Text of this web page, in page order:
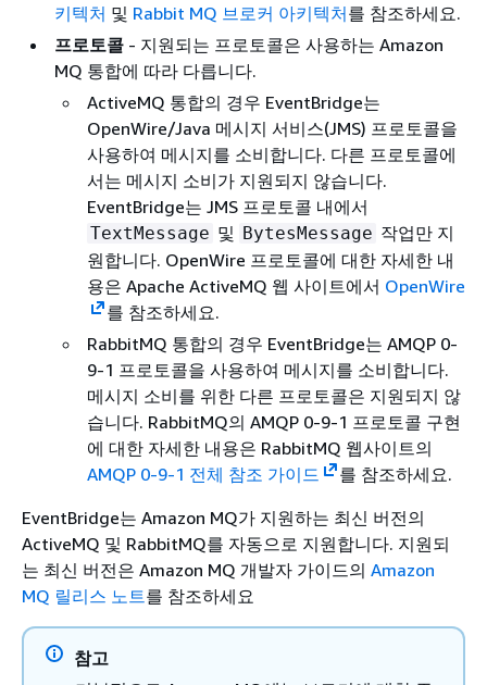
키텍처 및 Rabbit MQ 브로커 아키텍처를 참조하세요.
프로토콜 - 지원되는 프로토콜은 사용하는 Amazon
MQ 통합에 따라 다릅니다.
ActiveMQ 통합의 경우 EventBridge는
OpenWire/Java 메시지 서비스(JMS) 프로토콜을
사용하여 메시지를 소비합니다. 다른 프로토콜에
서는 메시지 소비가 지원되지 않습니다.
EventBridge는 JMS 프로토콜 내에서
TextMessage 및 BytesMessage 작업만 지
원합니다. OpenWire 프로토콜에 대한 자세한 내
용은 Apache ActiveMQ 웹 사이트에서 OpenWire
를 참조하세요.
RabbitMQ 통합의 경우 EventBridge는 AMQP 0-
9-1 프로토콜을 사용하여 메시지를 소비합니다.
메시지 소비를 위한 다른 프로토콜은 지원되지 않
습니다. RabbitMQ의 AMQP 0-9-1 프로토콜 구현
에 대한 자세한 내용은 RabbitMQ 웹사이트의
AMQP 0-9-1 전체 참조 가이드
를 참조하세요.
EventBridge는 Amazon MQ가 지원하는 최신 버전의
ActiveMQ 및 RabbitMQ를 자동으로 지원합니다. 지원되
는 최신 버전은 Amazon MQ 개발자 가이드의 Amazon
MQ 릴리스 노트를 참조하세요
참고